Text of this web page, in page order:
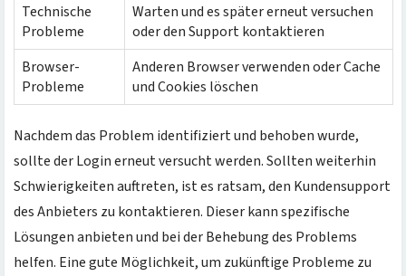
Technische
Probleme
Warten und es später erneut versuchen
oder den Support kontaktieren
Browser-
Probleme
Anderen Browser verwenden oder Cache
und Cookies löschen
Nachdem das Problem identifiziert und behoben wurde,
sollte der Login erneut versucht werden. Sollten weiterhin
Schwierigkeiten auftreten, ist es ratsam, den Kundensupport
des Anbieters zu kontaktieren. Dieser kann spezifische
Lösungen anbieten und bei der Behebung des Problems
helfen. Eine gute Möglichkeit, um zukünftige Probleme zu